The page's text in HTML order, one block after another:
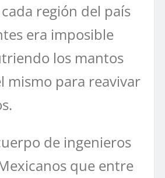
región del país
era imposible
los mantos
mismo para reavivar
de ingenieros
que entre